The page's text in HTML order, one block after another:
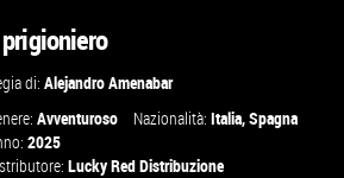
di:Alejandro Amenabar
Avventuroso Nazionalità:Italia,Spagna
2025
Lucky Red Distribuzione